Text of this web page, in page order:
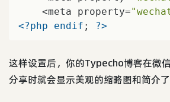
    <meta property=
<?php
endif ; ?>
这样设置后，你的Typecho博客在微
分享时就会显示美观的缩略图和简介了